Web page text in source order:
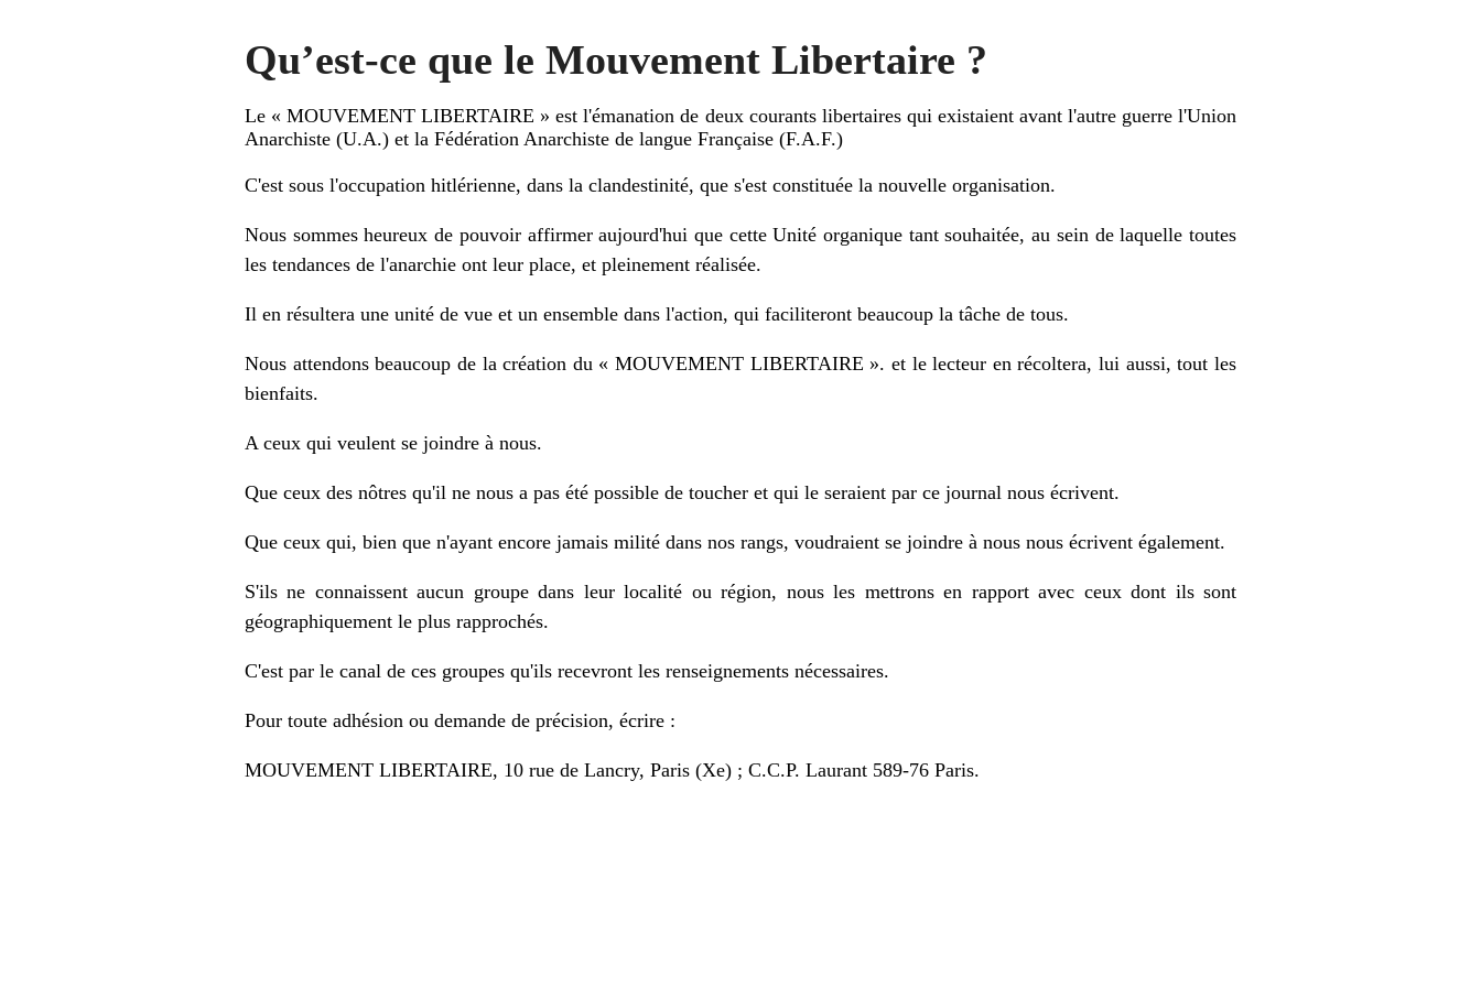
Qu’est-ce que le Mouvement Libertaire ?
Le « MOUVEMENT LIBERTAIRE » est l'émanation de deux courants libertaires qui existaient avant l'autre guerre l'Union
Anarchiste (U.A.) et la Fédération Anarchiste de langue Française (F.A.F.)
C'est sous l'occupation hitlérienne, dans la clandestinité, que s'est constituée la nouvelle organisation.
Nous sommes heureux de pouvoir affirmer aujourd'hui que cette Unité organique tant souhaitée, au sein de laquelle toutes
les tendances de l'anarchie ont leur place, et pleinement réalisée.
Il en résultera une unité de vue et un ensemble dans l'action, qui faciliteront beaucoup la tâche de tous.
Nous attendons beaucoup de la création du « MOUVEMENT LIBERTAIRE ». et le lecteur en récoltera, lui aussi, tout les
bienfaits.
A ceux qui veulent se joindre à nous.
Que ceux des nôtres qu'il ne nous a pas été possible de toucher et qui le seraient par ce journal nous écrivent.
Que ceux qui, bien que n'ayant encore jamais milité dans nos rangs, voudraient se joindre à nous nous écrivent également.
S'ils ne connaissent aucun groupe dans leur localité ou région, nous les mettrons en rapport avec ceux dont ils sont
géographiquement le plus rapprochés.
C'est par le canal de ces groupes qu'ils recevront les renseignements nécessaires.
Pour toute adhésion ou demande de précision, écrire :
MOUVEMENT LIBERTAIRE, 10 rue de Lancry, Paris (Xe) ; C.C.P. Laurant 589-76 Paris.